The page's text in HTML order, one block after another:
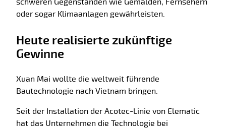
oder sogar Klimaanlagen gewährleisten.
Heute realisierte zukünftige
Gewinne
Xuan Mai wollte die weltweit führende
Bautechnologie nach Vietnam bringen.
Seit der Installation der Acotec-Linie von Elematic
hat das Unternehmen die Technologie bei